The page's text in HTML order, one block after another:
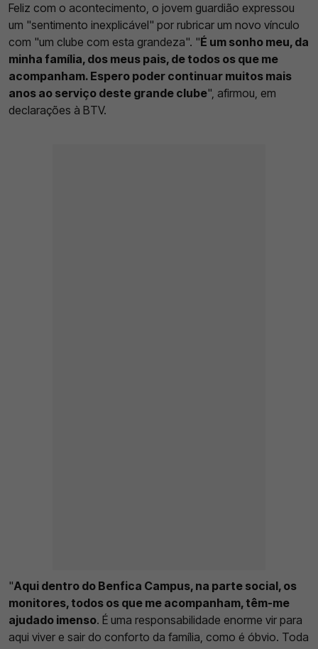
Feliz com o acontecimento, o jovem guardião expressou
um "sentimento inexplicável" por rubricar um novo vínculo
com "um clube com esta grandeza". "É um sonho meu, da
minha família, dos meus pais, de todos os que me
acompanham. Espero poder continuar muitos mais
anos ao serviço deste grande clube", afirmou, em
declarações à BTV.
"Aqui dentro do Benfica Campus, na parte social, os
monitores, todos os que me acompanham, têm-me
ajudado imenso. É uma responsabilidade enorme vir para
aqui viver e sair do conforto da família, como é óbvio. Toda